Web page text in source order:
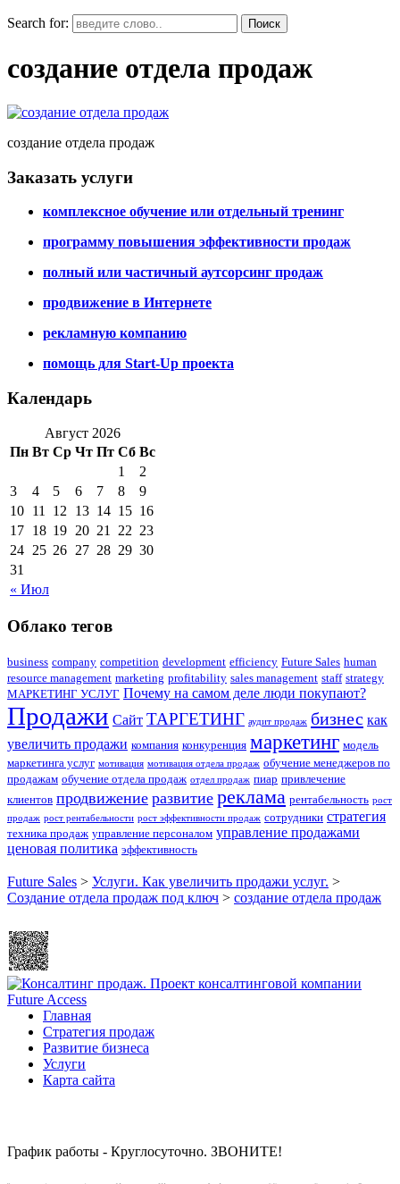
Search for:
создание отдела продаж
создание отдела продаж
Заказать услуги
комплексное обучение или отдельный тренинг
программу повышения эффективности продаж
полный или частичный аутсорсинг продаж
продвижение в Интернете
рекламную компанию
помощь для Start-Up проекта
Календарь
Август 2026
Пн Вт Ср Чт Пт Сб Вс
« Июл
1
2
3
4 5 6 7 8
9
10 11 12 13 14 15 16
17 18 19 20 21 22 23
24 25 26 27 28 29 30
31
Облако тегов
business company competition development efficiency Future Sales human
resource management marketing profitability sales management staff strategy
МАРКЕТИНГ УСЛУГ Почему на самом деле люди покупают?
Продажи Сайт ТАРГЕТИНГ аудит продаж бизнес как
увеличить продажи компания конкуренция маркетинг модель
маркетинга услуг мотивация мотивация отдела продаж обучение менеджеров по
продажам обучение отдела продаж отдел продаж пиар привлечение
клиентов продвижение развитие реклама рентабельность рост
продаж рост рентабельности рост эффективности продаж сотрудники стратегия
техника продаж управление персоналом управление продажами
ценовая политика эффективность
Future Sales > Услуги. Как увеличить продажи услуг. >
Создание отдела продаж под ключ > создание отдела продаж
Главная
Стратегия продаж
Развитие бизнеса
Услуги
Карта сайта
График работы - Круглосуточно. ЗВОНИТЕ!